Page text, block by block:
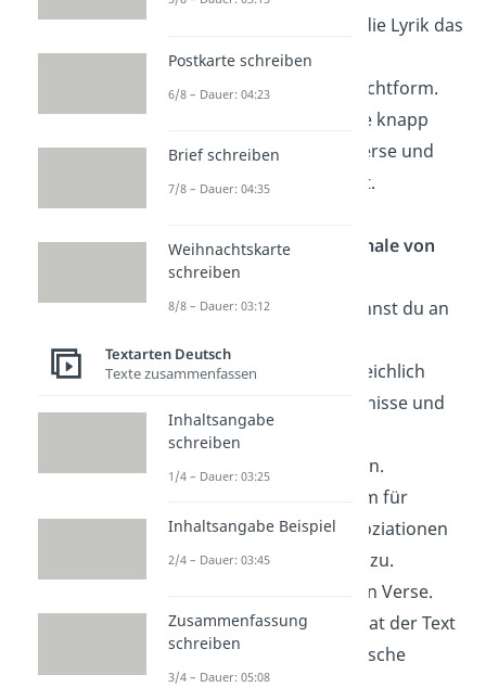
Im Allgemeinen ist die Lyrik das
Geschriebene oder
Überlieferte in Gedichtform.
Üblicherweise ist sie knapp
formuliert und in Verse und
Strophen gegliedert.
Was sind die Merkmale von
Lyrik?
Lyrische Texte erkennst du an
Der Text nutzt reichlich
Bilder, um Ereignisse und
Emotionen zu
veranschaulichen.
Er lässt viel Raum für
individuelle Assoziationen
und Deutungen zu.
Er gliedert sich in Verse.
Beim Vorlesen hat der Text
oft eine rhythmische
Klangstruktur.
Postkarte schreiben
6/8 – Dauer: 04:23
Brief schreiben
7/8 – Dauer: 04:35
Weihnachtskarte
schreiben
8/8 – Dauer: 03:12
Textarten Deutsch
Texte zusammenfassen
Inhaltsangabe
schreiben
1/4 – Dauer: 03:25
Inhaltsangabe Beispiel
2/4 – Dauer: 03:45
Zusammenfassung
schreiben
3/4 – Dauer: 05:08